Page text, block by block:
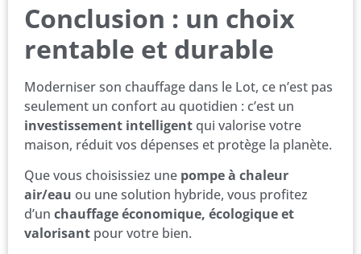
Conclusion : un choix
rentable et durable
Moderniser son chauffage dans le Lot, ce n’est pas
seulement un confort au quotidien : c’est un
investissement intelligentqui valorise votre
maison, réduit vos dépenses et protège la planète.
Que vous choisissiez une pompe à chaleur
air/eau ou une solution hybride, vous profitez
d’un chauffage économique, écologique et
valorisant pour votre bien.